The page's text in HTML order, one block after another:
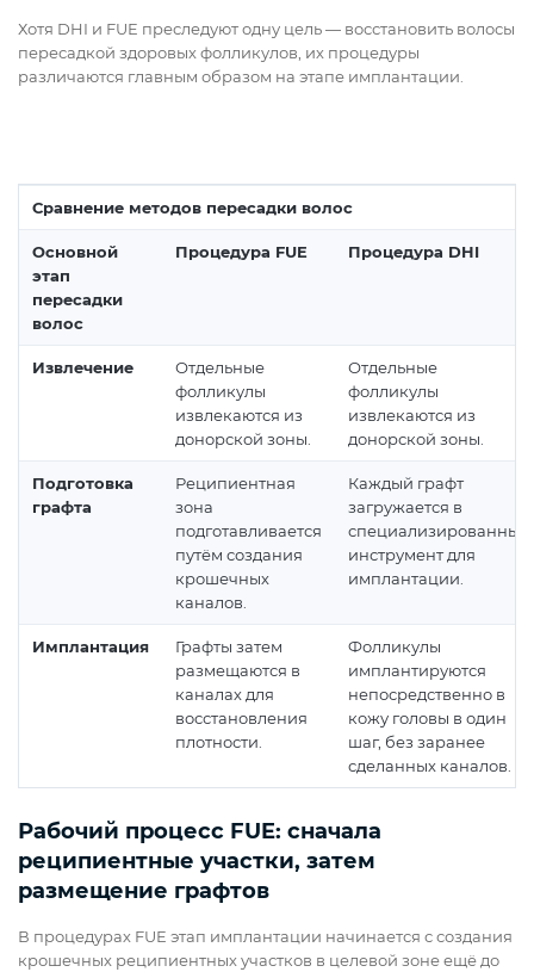
Хотя DHI и FUE преследуют одну цель — восстановить волосы
пересадкой здоровых фолликулов, их процедуры
различаются главным образом на этапе имплантации.
Сравнение методов пересадки волос
Основной
этап
пересадки
волос
Процедура FUE Процедура DHI
Извлечение
Отдельные
фолликулы
извлекаются из
донорской зоны.
Отдельные
фолликулы
извлекаются из
донорской зоны.
Подготовка
графта
Реципиентная
зона
подготавливается
путём создания
крошечных
каналов.
Каждый графт
загружается в
специализированный
инструмент для
имплантации.
Имплантация
Графты затем
размещаются в
каналах для
восстановления
плотности.
Фолликулы
имплантируются
непосредственно в
кожу головы в один
шаг, без заранее
сделанных каналов.
Рабочий процесс FUE: сначала
реципиентные участки, затем
размещение графтов
В процедурах FUE этап имплантации начинается с создания
крошечных реципиентных участков в целевой зоне ещё до